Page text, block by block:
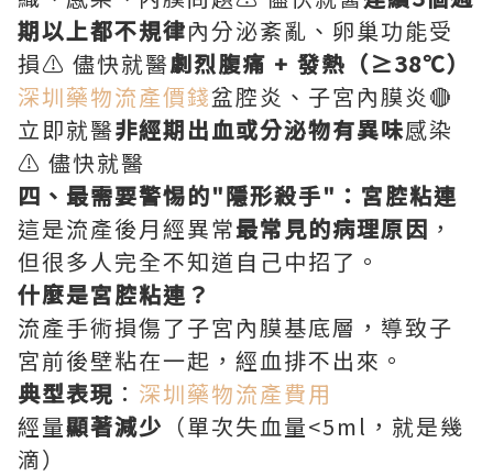
期以上都不規律內分泌紊亂、卵巢功能受
損⚠️ 儘快就醫劇烈腹痛 + 發熱（≥38℃）
深圳藥物流產價錢盆腔炎、子宮內膜炎🔴
立即就醫非經期出血或分泌物有異味感染
⚠️ 儘快就醫
四、最需要警惕的"隱形殺手"：宮腔粘連
這是流產後月經異常最常見的病理原因 ，
但很多人完全不知道自己中招了。
什麼是宮腔粘連？
流產手術損傷了子宮內膜基底層，導致子
宮前後壁粘在一起，經血排不出來。
典型表現 ： 深圳藥物流產費用
經量顯著減少 （單次失血量<5ml，就是幾
滴）